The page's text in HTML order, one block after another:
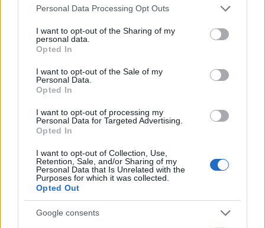
Please note that this website/app uses one or more Google
not limited to your visit or usage behaviour. You may click to
grant or deny consent to Google and its third-party tags to
use your data for below specified purposes in below Google
consent section.
Personal Data Processing Opt Outs
I want to opt-out of the Sharing of my
personal data.
Opted In
I want to opt-out of the Sale of my
Personal Data.
Opted In
I want to opt-out of processing my
Personal Data for Targeted Advertising.
Opted In
I want to opt-out of Collection, Use,
Retention, Sale, and/or Sharing of my
Personal Data that Is Unrelated with the
Purposes for which it was collected.
Opted Out
Google consents
Redução histórica do desmatamento na Amazônia entre agosto
de 2026 e julho de 2026
Beatriz Almeida · 7 ago 2026
NÃO CLASSIFICADO